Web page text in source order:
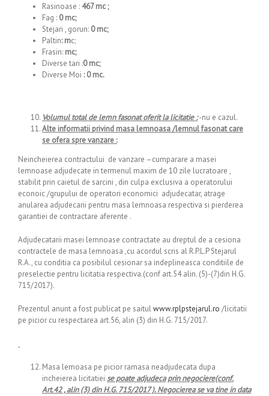
Rasinoase : 467 mc ;
Fag : 0 mc;
Stejari , gorun: 0 mc;
Paltin: mc;
Frasin: mc;
Diverse tari :0 mc;
Diverse Moi : 0 mc.
Volumul total de lemn fasonat oferit la licitatie :-nu e cazul.
Alte informatii privind masa lemnoasa /lemnul fasonat care
se ofera spre vanzare :
Neincheierea contractului de vanzare –cumparare a masei
lemnoase adjudecate in termenul maxim de 10 zile lucratoare ,
stabilit prin caietul de sarcini , din culpa exclusiva a operatorului
econoic /grupului de operatori economici adjudecatar, atrage
anularea adjudecarii pentru masa lemnoasa respectiva si pierderea
garantiei de contractare aferente .
Adjudecatarii masei lemnoase contractate au dreptul de a cesiona
contractele de masa lemnoasa ,cu acordul scris al R.P.L.P Stejarul
R.A., cu conditia ca posibilul cesionar sa indeplineasca conditiile de
preselectie pentru licitatia respectiva.(conf art.54 alin. (5)-(7)din H.G.
715/2017).
Prezentul anunt a fost publicat pe saitulwww.rplpstejarul.ro /licitatii
pe picior cu respectarea art.56, alin (3) din H.G. 715/2017.
Masa lemoasa pe picior ramasa neadjudecata dupa
incheierea licitatiei se poate adjudeca prin negociere(conf.
Art.42 , alin (3) din H.G. 715/2017 ). Negocierea se va tine in data